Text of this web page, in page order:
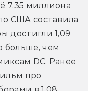
7,35 миллиона
США составила
достигли 1,09
больше, чем
DC. Ранее
про
в 1,08